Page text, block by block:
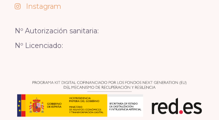
Instagram
Nº Autorización sanitaria:
Nº Licenciado: